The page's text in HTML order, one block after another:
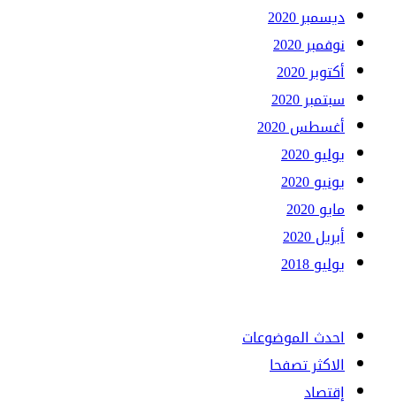
ديسمبر 2020
نوفمبر 2020
أكتوبر 2020
سبتمبر 2020
أغسطس 2020
يوليو 2020
يونيو 2020
مايو 2020
أبريل 2020
يوليو 2018
احدث الموضوعات
الاكثر تصفحا
إقتصاد